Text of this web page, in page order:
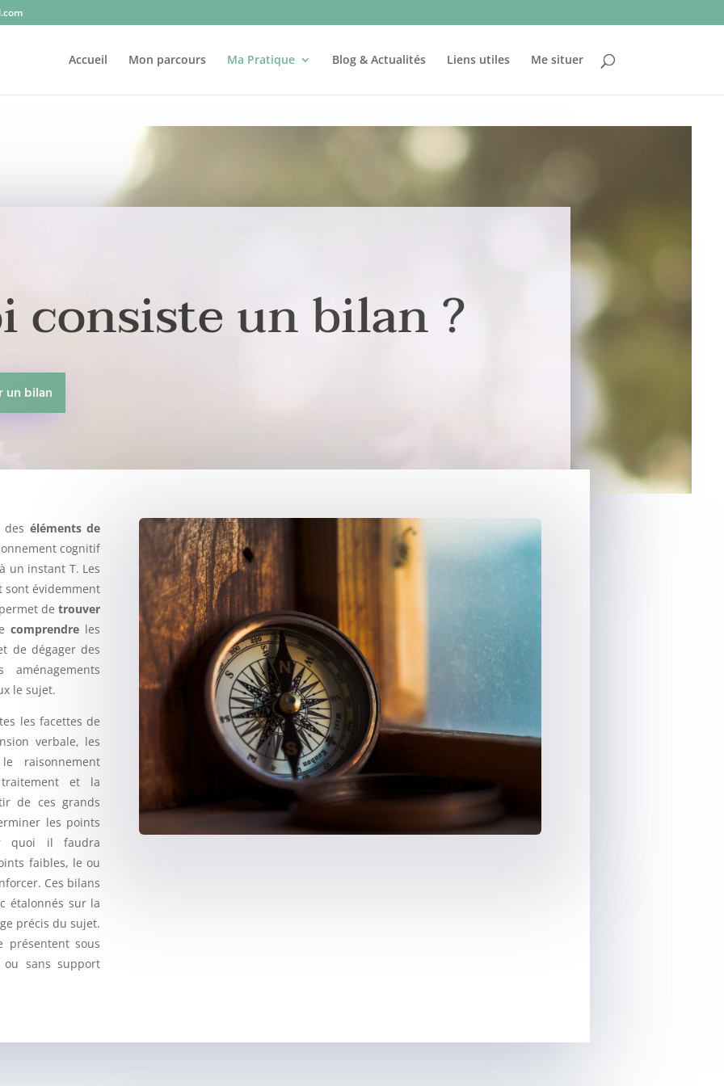
Accueil Mon parcours Ma Pratique Blog & Actualités Liens utiles Me situer
consiste un bilan ?
un bilan
des éléments de
cognitif
un instant T. Les
sont évidemment
detrouver
comprendre les
de dégager des
le sujet.
les facettes de
verbale, les
raisonnement
et la
de ces grands
les points
quoi il faudra
faibles, le ou
Ces bilans
étalonnés sur la
précis du sujet.
présentent sous
sans support